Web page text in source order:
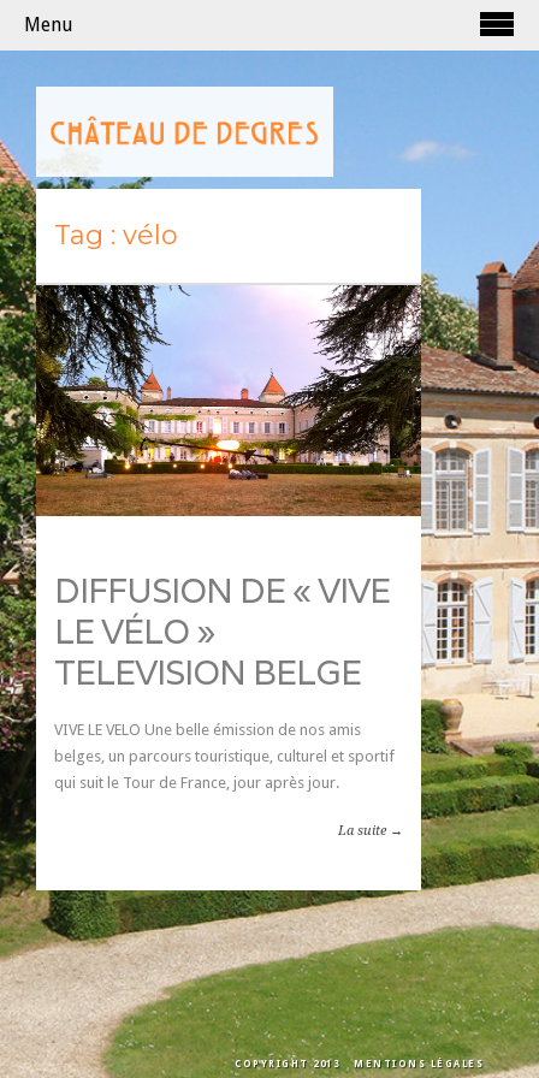
Menu
Tag : vélo
DIFFUSION DE « VIVE
LE VÉLO »
TELEVISION BELGE
VIVE LE VELO Une belle émission de nos amis
belges, un parcours touristique, culturel et sportif
qui suit le Tour de France, jour après jour.
La suite →
MENTIONS LÉGALES
COPYRIGHT 2013